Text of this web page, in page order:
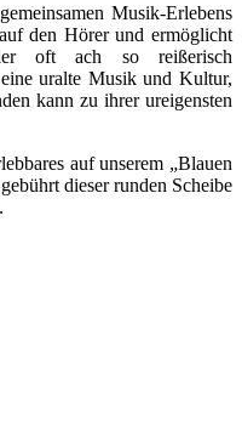
Musik-Erlebens
den Hörer und ermöglicht
oft ach so reißerisch
uralte Musik und Kultur,
kann zu ihrer ureigensten
auf unserem „Blauen
dieser runden Scheibe